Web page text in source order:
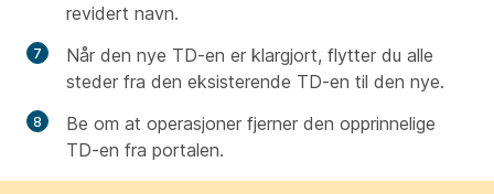
revidert navn.
Når den nye TD-en er klargjort, flytter du alle
steder fra den eksisterende TD-en til den nye.
Be om at operasjoner fjerner den opprinnelige
TD-en fra portalen.